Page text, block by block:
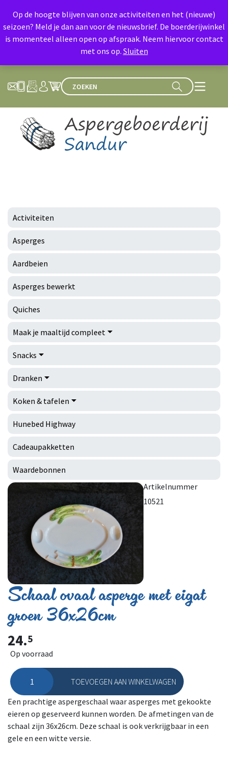
Activiteiten
Asperges
Aardbeien
Asperges bewerkt
Quiches
Maak je maaltijd compleet
Snacks
Dranken
Koken & tafelen
Hunebed Highway
Cadeaupakketten
Waardebonnen
Artikelnummer
10521
Schaal ovaal asperge met eigat
groen 36x26cm
24.5
Op voorraad
Schaal ovaal asperge met eigat groen 36x26cm aantal
TOEVOEGEN AAN WINKELWAGEN
Een prachtige aspergeschaal waar asperges met gekookte
eieren op geserveerd kunnen worden. De afmetingen van de
schaal zijn 36x26cm. Deze schaal is ook verkrijgbaar in een
gele en een witte versie.
Op de hoogte blijven van onze activiteiten en het (nieuwe)
seizoen? Meld je dan aan voor de nieuwsbrief. De boerderijwinkel
is momenteel alleen open op afspraak. Neem hiervoor contact
met ons op. Sluiten